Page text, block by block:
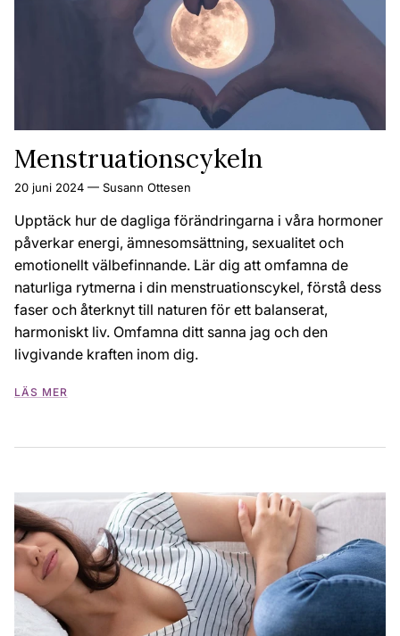
Menstruationscykeln
20 juni 2024 — Susann Ottesen
Upptäck hur de dagliga förändringarna i våra hormoner
påverkar energi, ämnesomsättning, sexualitet och
emotionellt välbefinnande. Lär dig att omfamna de
naturliga rytmerna i din menstruationscykel, förstå dess
faser och återknyt till naturen för ett balanserat,
harmoniskt liv. Omfamna ditt sanna jag och den
livgivande kraften inom dig.
LÄS MER